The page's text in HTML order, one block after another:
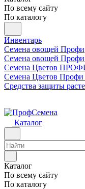
По всему сайту
По каталогу
Инвентарь
Семена овощей Профи
Семена овощей Профи
Семена Цветов
Семена Цветов Профи
Средства защиты
Каталог
Каталог
По всему сайту
По каталогу